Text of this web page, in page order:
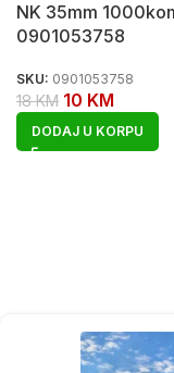
NK 35mm
0901053758
SKU: 0901053758
18KM 10 KM
DODAJ U KORPU